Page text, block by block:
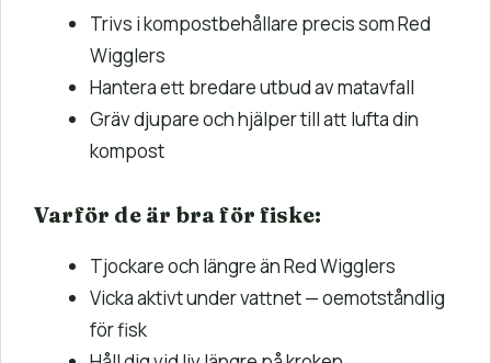
Trivs i kompostbehållare precis som Red
Wigglers
Hantera ett bredare utbud av matavfall
Gräv djupare och hjälper till att lufta din
kompost
Varför de är bra för fiske:
Tjockare och längre än Red Wigglers
Vicka aktivt under vattnet — oemotståndlig
för fisk